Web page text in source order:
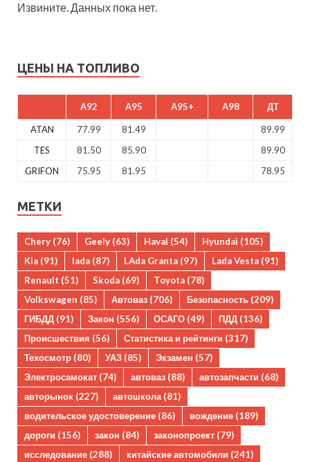
Извините. Данных пока нет.
ЦЕНЫ НА ТОПЛИВО
A92 A95 A95+ A98 ДТ
ATAN 77.99 81.49
89.99
TES
81.50 85.90
89.90
GRIFON
75.95 81.95 78.95
МЕТКИ
Chery (76) Geely (63) Haval (54) Hyundai (105)
Kia (91) lada (87) LAda Granta (97) Lada Vesta (91)
Renault (51) Skoda (69) Toyota (78)
Volkswagen (85) Автоваз (706) Безопасность (209)
ГИБДД (91) Закон (556) ОСАГО (49) ПДД (136)
Происшествия (56) Статистика и рейтинги (317)
Техосмотр (80) УАЗ (85) Экзамен (57)
Электросамокат (74) автоваз (88) автозапчасти (68)
авторынок (227) автошкола(81)
водительское удостоверение (86) вождение (189)
дороги (156) закон (84) законопроект (79)
исследование (288) китайские автомобили (241)